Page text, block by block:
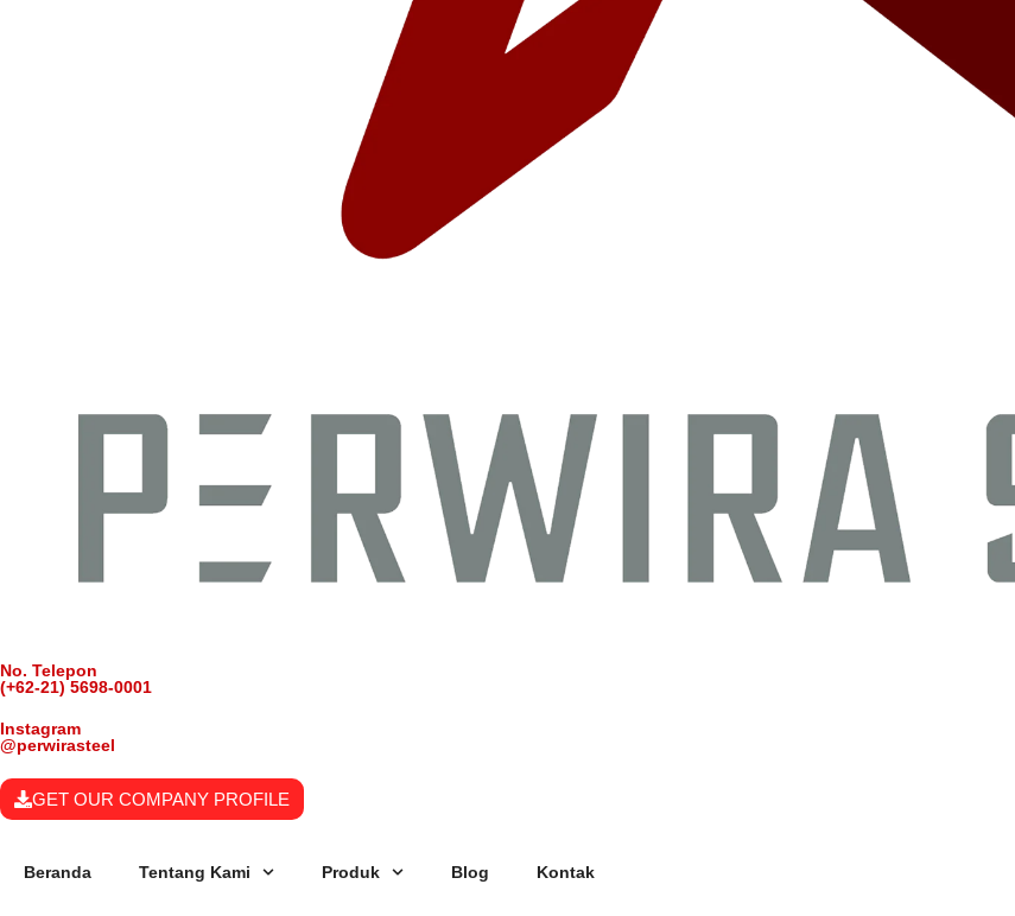
No. Telepon
(+62-21) 5698-0001
Instagram
@perwirasteel
GET OUR COMPANY PROFILE
Beranda Tentang Kami Produk Blog Kontak